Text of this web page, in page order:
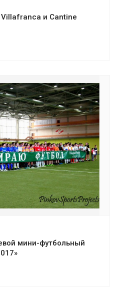
и Cantine
мини-футбольный